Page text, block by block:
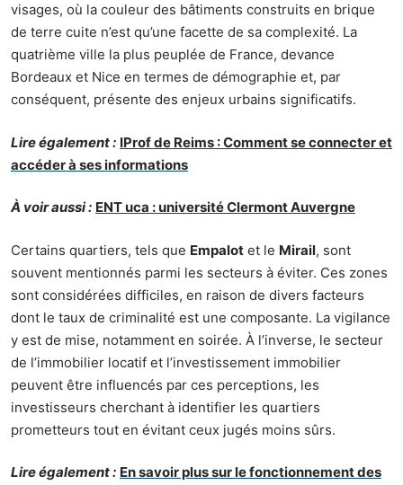
visages, où la couleur des bâtiments construits en brique
de terre cuite n’est qu’une facette de sa complexité. La
quatrième ville la plus peuplée de France, devance
Bordeaux et Nice en termes de démographie et, par
conséquent, présente des enjeux urbains significatifs.
Lire également : IProf de Reims : Comment se connecter et
accéder à ses informations
À voir aussi : ENT uca : université Clermont Auvergne
Certains quartiers, tels que Empalot et le Mirail, sont
souvent mentionnés parmi les secteurs à éviter. Ces zones
sont considérées difficiles, en raison de divers facteurs
dont le taux de criminalité est une composante. La vigilance
y est de mise, notamment en soirée. À l’inverse, le secteur
de l’immobilier locatif et l’investissement immobilier
peuvent être influencés par ces perceptions, les
investisseurs cherchant à identifier les quartiers
prometteurs tout en évitant ceux jugés moins sûrs.
Lire également : En savoir plus sur le fonctionnement des